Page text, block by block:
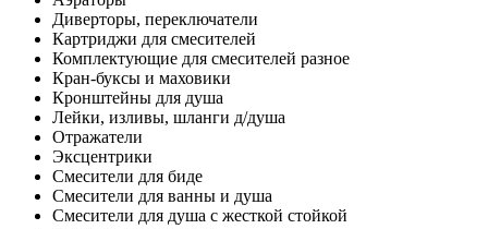
Диверторы, переключатели
Картриджи для смесителей
Комплектующие для смесителей разное
Кран-буксы и маховики
Кронштейны для душа
Лейки, изливы, шланги д/душа
Отражатели
Эксцентрики
Смесители для биде
Смесители для ванны и душа
Смесители для душа с жесткой стойкой